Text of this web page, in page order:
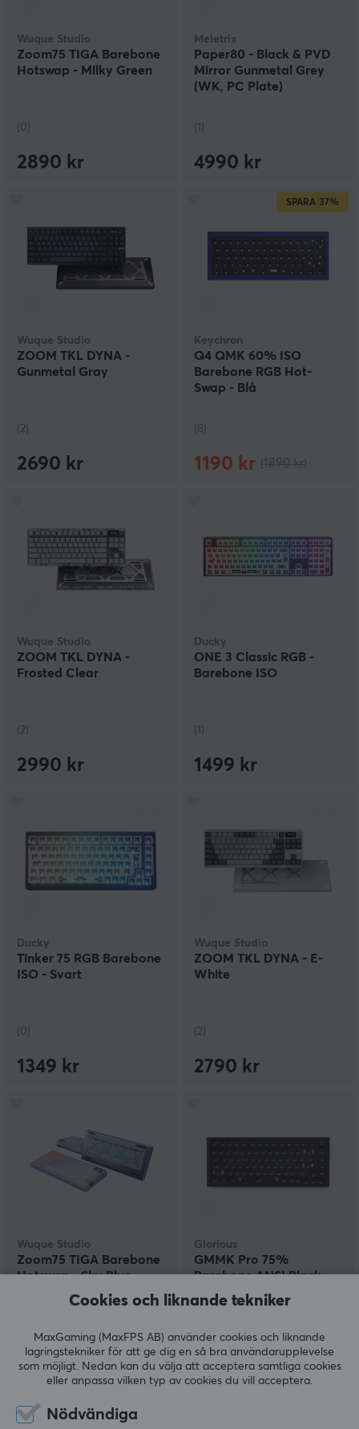
Wuque Studio
Zoom75 TIGA Barebone
Hotswap - Milky Green
(0)
2890 kr
Meletrix
Paper80 - Black & PVD
Mirror Gunmetal Grey
(WK, PC Plate)
(1)
4990 kr
Wuque Studio
ZOOM TKL DYNA -
Gunmetal Gray
(2)
2690 kr
SPARA 37%
Keychron
Q4 QMK 60% ISO
Barebone RGB Hot-
Swap - Blå
(8)
1190 kr
Wuque Studio
ZOOM TKL DYNA -
Frosted Clear
(2)
2990 kr
Ducky
ONE 3 Classic RGB -
Barebone ISO
(1)
1499 kr
Ducky
Tinker 75 RGB Barebone
ISO - Svart
(0)
1349 kr
Wuque Studio
ZOOM TKL DYNA - E-
White
(2)
2790 kr
Wuque Studio
Zoom75 TIGA Barebone
Hotswap - Sky Blue
2890 kr
Glorious
GMMK Pro 75%
Barebone ANSI Black
Slate
(3)
2190 kr
Cookies och liknande tekniker
MaxGaming (MaxFPS AB) använder cookies och liknande
lagringstekniker för att ge dig en så bra användarupplevelse
som möjligt. Nedan kan du välja att acceptera samtliga cookies
eller anpassa vilken typ av cookies du vill acceptera.
Nödvändiga